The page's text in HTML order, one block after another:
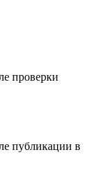
проверки
публикации в